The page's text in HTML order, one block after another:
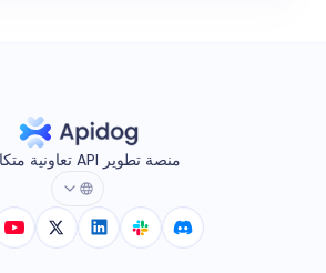
منصة تطوير API تعاونية متكاملة